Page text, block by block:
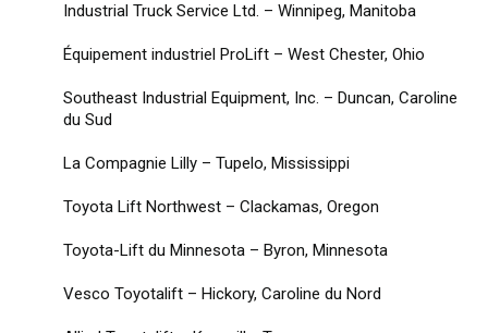
Industrial Truck Service Ltd. – Winnipeg, Manitoba
Équipement industriel ProLift – West Chester, Ohio
Southeast Industrial Equipment, Inc. – Duncan, Caroline
du Sud
La Compagnie Lilly – Tupelo, Mississippi
Toyota Lift Northwest – Clackamas, Oregon
Toyota-Lift du Minnesota – Byron, Minnesota
Vesco Toyotalift – Hickory, Caroline du Nord